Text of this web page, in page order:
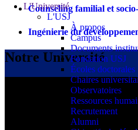
L'Université
L'USJ
À propos
Campus
Documents
Fondation USJ
Écoles doctorales
Chaires
Observatoires
Ressources
Recrutement
Alumni
Counseling familial et
Ingénierie du
Notre Université